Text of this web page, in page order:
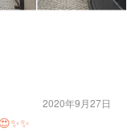
2020年9月27日